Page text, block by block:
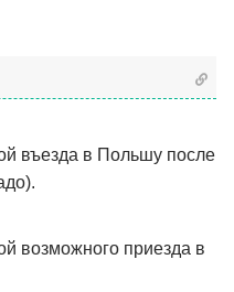
въезда в Польшу после
возможного приезда в